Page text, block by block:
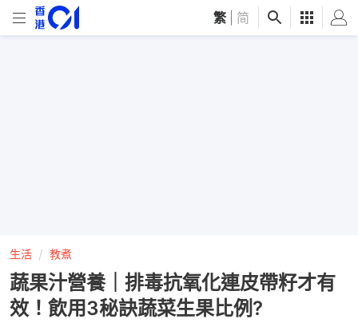
繁 简
生活 教煮
蔬果汁營養｜排毒抗氧化連皮帶籽才有
效！飲用3秘訣蔬菜生果比例?